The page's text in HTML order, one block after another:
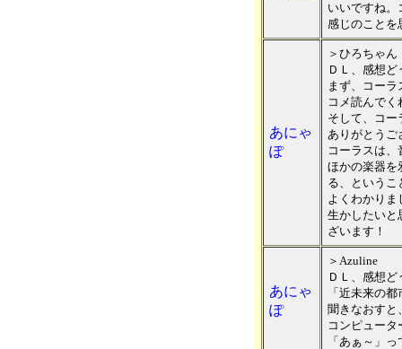
いいですね。
感じのことを
あにゃ
ぽ
＞ひろちゃ
ＤＬ、感想ど
まず、コー
コメ読んで
そして、コー
ありがとうご
コーラスは
ほかの楽器を
る、というこ
よくわかりま
生かしたい
ざいます！
あにゃ
ぽ
＞Azuline
ＤＬ、感想ど
「近未来の
聞きなおすと
コンピュー
「あぁ～」